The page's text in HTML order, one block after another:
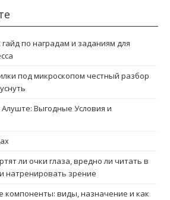
по наградам и заданиям для
под микроскопом честный разбор
Выгодные Условия и
ли очки глаза, вредно ли читать в
натренировать зрение
компоненты: виды, назначение и как